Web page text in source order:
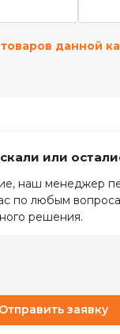
данной
или
наш менеджер
по любым
решения.
Отправить заявку